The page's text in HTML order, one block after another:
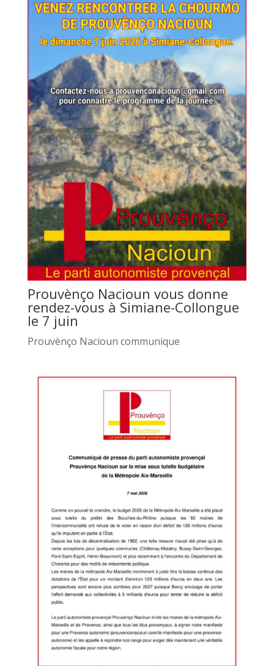
Prouvènço Nacioun vous donne
rendez-vous à Simiane-Collongue
le 7 juin
Prouvènço Nacioun communique